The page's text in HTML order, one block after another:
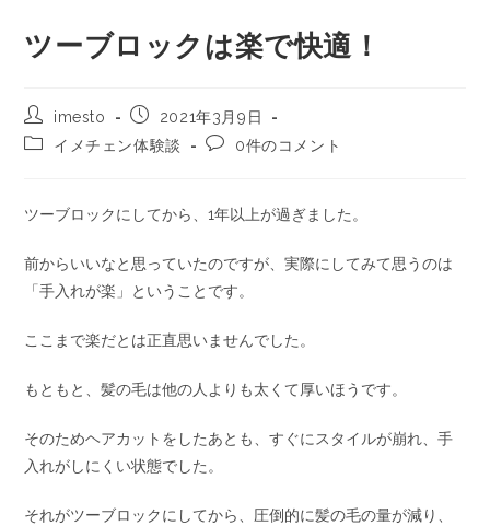
ツーブロックは楽で快適！
imesto
2021年3月9日
イメチェン体験談
0件のコメント
ツーブロックにしてから、1年以上が過ぎました。
前からいいなと思っていたのですが、実際にしてみて思うのは
「手入れが楽」ということです。
ここまで楽だとは正直思いませんでした。
もともと、髪の毛は他の人よりも太くて厚いほうです。
そのためヘアカットをしたあとも、すぐにスタイルが崩れ、手
入れがしにくい状態でした。
それがツーブロックにしてから、圧倒的に髪の毛の量が減り、